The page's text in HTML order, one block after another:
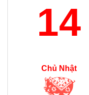
14
Chủ Nhật